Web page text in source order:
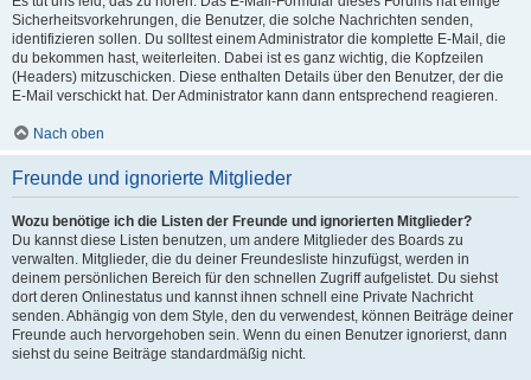
Sicherheitsvorkehrungen, die Benutzer, die solche Nachrichten senden,
identifizieren sollen. Du solltest einem Administrator die komplette E-Mail, die
du bekommen hast, weiterleiten. Dabei ist es ganz wichtig, die Kopfzeilen
(Headers) mitzuschicken. Diese enthalten Details über den Benutzer, der die
E-Mail verschickt hat. Der Administrator kann dann entsprechend reagieren.
Nach oben
Freunde und ignorierte Mitglieder
Wozu benötige ich die Listen der Freunde und ignorierten Mitglieder?
Du kannst diese Listen benutzen, um andere Mitglieder des Boards zu
verwalten. Mitglieder, die du deiner Freundesliste hinzufügst, werden in
deinem persönlichen Bereich für den schnellen Zugriff aufgelistet. Du siehst
dort deren Onlinestatus und kannst ihnen schnell eine Private Nachricht
senden. Abhängig von dem Style, den du verwendest, können Beiträge deiner
Freunde auch hervorgehoben sein. Wenn du einen Benutzer ignorierst, dann
siehst du seine Beiträge standardmäßig nicht.